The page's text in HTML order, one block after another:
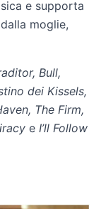
e supporta
moglie,
Bull,
dei Kissels,
The Firm,
e I’ll Follow